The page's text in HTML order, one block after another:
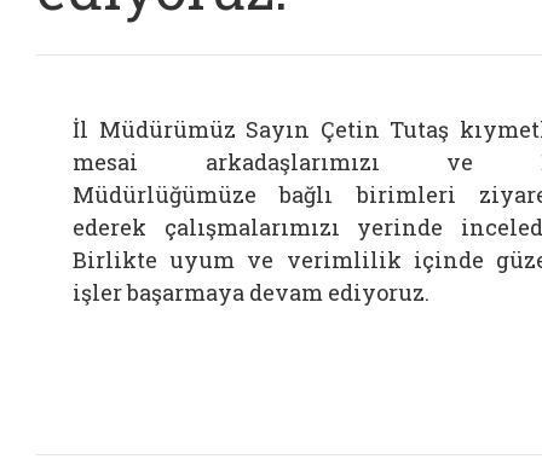
İl Müdürümüz Sayın Çetin Tutaş
mesai arkadaşlarımızı ve
Müdürlüğümüze bağlı birimleri
ederek çalışmalarımızı yerinde
Birlikte uyum ve verimlilik içinde
işler başarmaya devam ediyoruz.